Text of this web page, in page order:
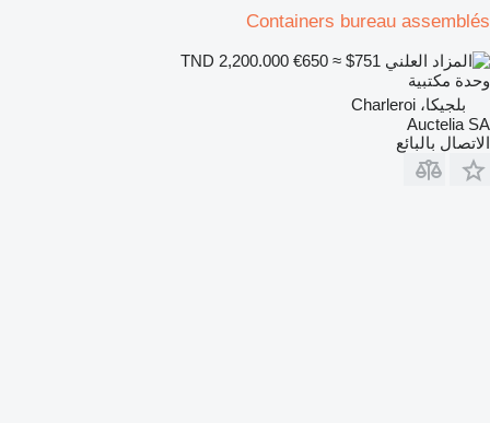
Containers bureau assemblés
€650 ≈ $751
وحدة مكتبية
بلجيكا، Charleroi
Auctelia SA
الاتصال بالبائع